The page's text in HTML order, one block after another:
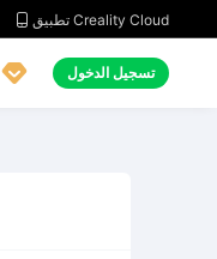
 تطبيق Creality Cloud
 تسجيل الدخول